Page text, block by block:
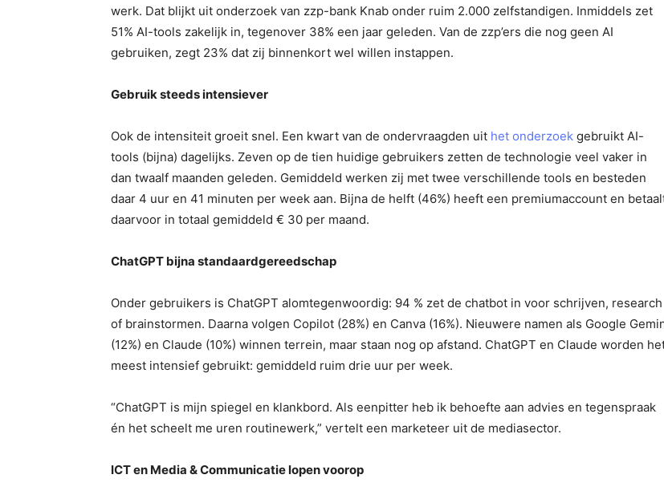
werk. Dat blijkt uit onderzoek van zzp-bank Knab onder ruim 2.000 zelfstandigen. Inmiddels zet
51% AI-tools zakelijk in, tegenover 38% een jaar geleden. Van de zzp’ers die nog geen AI
gebruiken, zegt 23% dat zij binnenkort wel willen instappen.
Gebruik steeds intensiever
Ook de intensiteit groeit snel. Een kwart van de ondervraagden uit het onderzoek gebruikt AI-
tools (bijna) dagelijks. Zeven op de tien huidige gebruikers zetten de technologie veel vaker in
dan twaalf maanden geleden. Gemiddeld werken zij met twee verschillende tools en besteden
daar 4 uur en 41 minuten per week aan. Bijna de helft (46%) heeft een premiumaccount en
daarvoor in totaal gemiddeld € 30 per maand.
ChatGPT bijna standaardgereedschap
Onder gebruikers is ChatGPT alomtegenwoordig: 94 % zet de chatbot in voor schrijven, research
of brainstormen. Daarna volgen Copilot (28%) en Canva (16%). Nieuwere namen als Google
(12%) en Claude (10%) winnen terrein, maar staan nog op afstand. ChatGPT en Claude worden
meest intensief gebruikt: gemiddeld ruim drie uur per week.
“ChatGPT is mijn spiegel en klankbord. Als eenpitter heb ik behoefte aan advies en tegenspraak
én het scheelt me uren routinewerk,” vertelt een marketeer uit de mediasector.
ICT en Media & Communicatie lopen voorop